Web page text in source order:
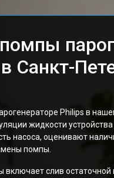
Санкт-
Philips в
жидкости
насоса, оценивают
помпы.
включает слив